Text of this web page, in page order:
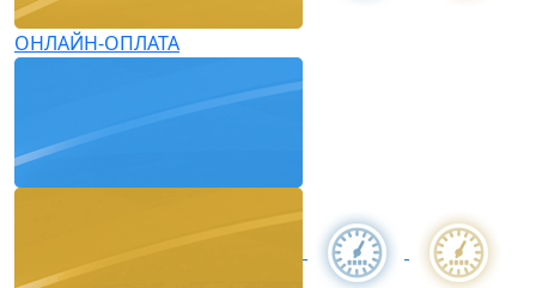
ОНЛАЙН-ОПЛАТА